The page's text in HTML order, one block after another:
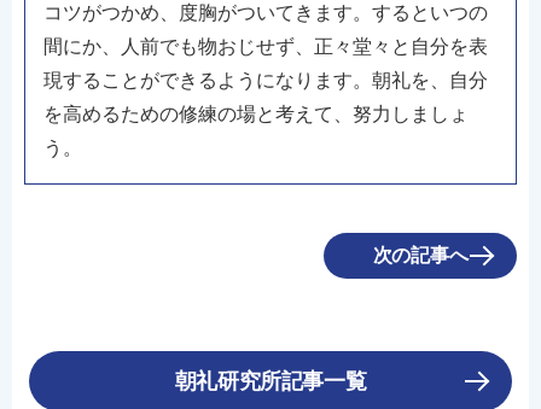
コツがつかめ、度胸がついてきます。するといつの
間にか、人前でも物おじせず、正々堂々と自分を表
現することができるようになります。朝礼を、自分
を高めるための修練の場と考えて、努力しましょ
う。
次の記事へ
朝礼研究所記事一覧